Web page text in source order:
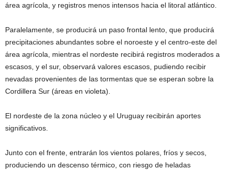
área agrícola, y registros menos intensos hacia el litoral atlántico.
Paralelamente, se producirá un paso frontal lento, que producirá
precipitaciones abundantes sobre el noroeste y el centro-este del
área agrícola, mientras el nordeste recibirá registros moderados a
escasos, y el sur, observará valores escasos, pudiendo recibir
nevadas provenientes de las tormentas que se esperan sobre la
Cordillera Sur (áreas en violeta).
El nordeste de la zona núcleo y el Uruguay recibirán aportes
significativos.
Junto con el frente, entrarán los vientos polares, fríos y secos,
produciendo un descenso térmico, con riesgo de heladas